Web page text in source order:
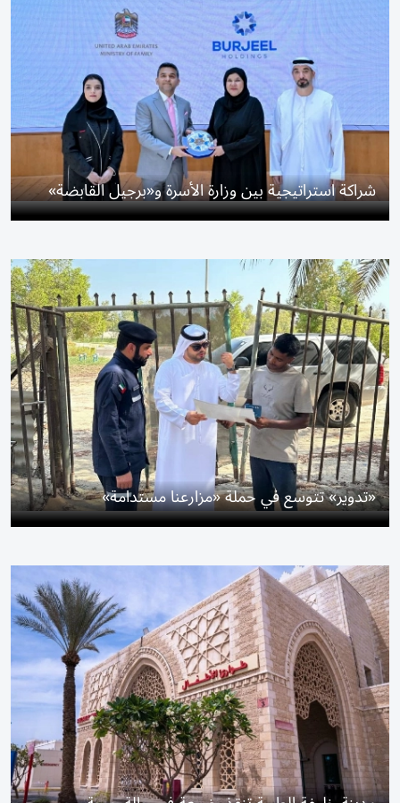
شراكة استراتيجية بين وزارة الأسرة و«برجيل القابضة»
«تدوير» تتوسع في حملة «مزارعنا مستدامة»